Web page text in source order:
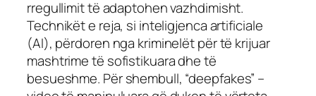
rregullimit të adaptohen vazhdimisht.
Technikët e reja, si inteligjenca artificiale
(AI), përdoren nga kriminelët për të krijuar
mashtrime të sofistikuara dhe të
besueshme. Për shembull, “deepfakes” –